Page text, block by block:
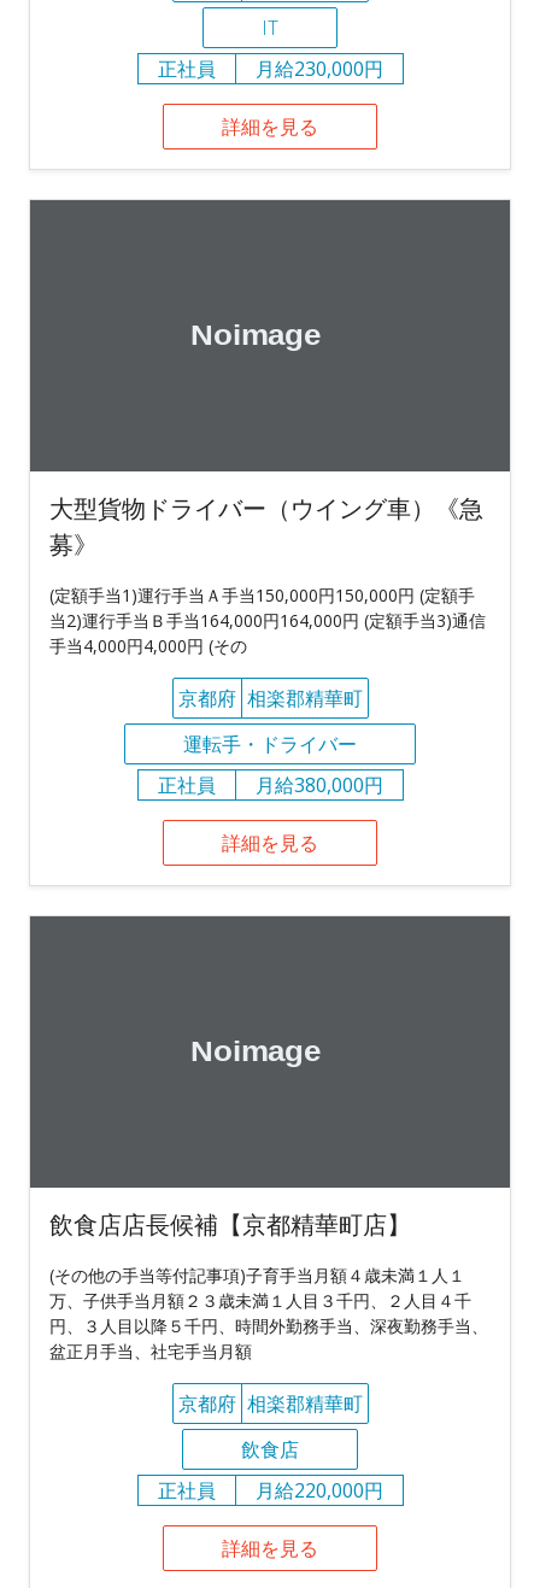
IT
正社員
月給230,000円
詳細を見る
大型貨物ドライバー（ウイング車）《急
募》
(定額手当1)運行手当Ａ手当150,000円150,000円 (定額手
当2)運行手当Ｂ手当164,000円164,000円 (定額手当3)通信
手当4,000円4,000円 (その
京都府 相楽郡精華町
運転手・ドライバー
正社員
月給380,000円
詳細を見る
飲食店店長候補【京都精華町店】
(その他の手当等付記事項)子育手当月額４歳未満１人１
万、子供手当月額２３歳未満１人目３千円、２人目４千
円、３人目以降５千円、時間外勤務手当、深夜勤務手当、
盆正月手当、社宅手当月額
京都府 相楽郡精華町
飲食店
正社員
月給220,000円
詳細を見る